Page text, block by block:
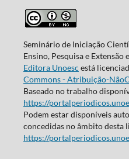
Seminário de Iniciação
Ensino, Pesquisa e
Editora Unoesc está
Commons - Atribuição-
Baseado no trabalho
https://
Podem estar disponíveis
concedidas no âmbito desta
https://